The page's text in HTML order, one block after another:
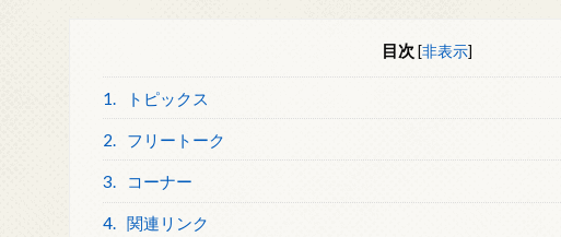
目次 [非表示]
1. トピックス
2. フリートーク
3. コーナー
4. 関連リンク